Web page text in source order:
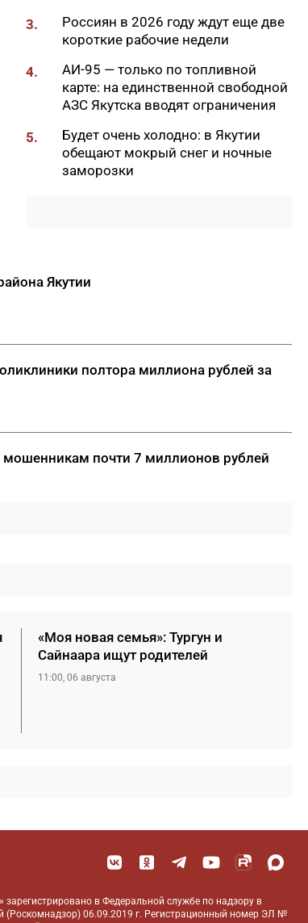
16:16
Гороскоп на 7 августа 2026
года для всех знаков зодиака
16:03
Подростки смогут
подтверждать статус студента
через Цифровой ID в
мессенджере Мах
ВТБ подсчитал: выдачи
потребкредитов в республике
15:39
Аналитика ВТБ: рыночная
гуманитарной помощи
3.
Россиян в 2026 году ждут еще две
короткие рабочие недели
4.
АИ-95 — только по топливной
карте: на единственной свободной
АЗС Якутска вводят ограничения
5.
Будет очень холодно: в Якутии
обещают мокрый снег и ночные
заморозки
Якутии
полтора миллиона рублей за
почти 7 миллионов рублей
«Моя новая семья»: Тургун и
Сайнаара ищут родителей
11:00, 06 августа
в Федеральной службе по надзору в
(Роскомнадзор) 06.09.2019 г. Регистрационный номер ЭЛ №